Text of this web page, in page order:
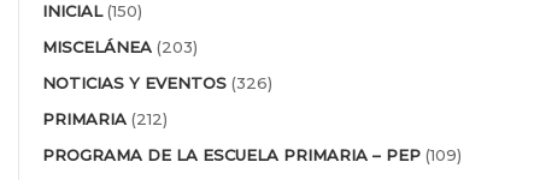
INICIAL(150)
MISCELÁNEA (203)
NOTICIAS Y EVENTOS (326)
PRIMARIA (212)
PROGRAMA DE LA ESCUELA PRIMARIA – PEP (109)